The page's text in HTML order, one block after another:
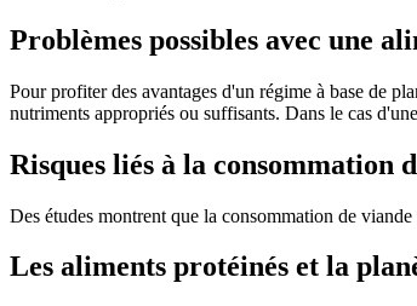
Problèmes possibles avec une
Pour profiter des avantages d'un régime à base de
nutriments appropriés ou suffisants. Dans le cas
Risques liés à la consommation
Des études montrent que la consommation de
Les aliments protéinés et la